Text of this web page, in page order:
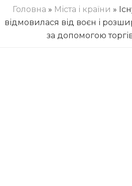
Головна » Міста і країни »
відмовилася від воєн і
за допомогою